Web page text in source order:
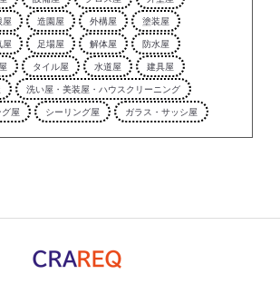
屋
造園屋 外構屋
塗装屋
屋
足場屋 解体屋
防水屋
タイル屋 水道屋
建具屋
洗い屋・美装屋・ハウスクリーニング
屋
シーリング屋 ガラス・サッシ屋